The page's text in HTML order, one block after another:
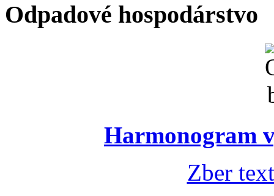
Odpadové hospodárstvo
Harmonogram
Zber